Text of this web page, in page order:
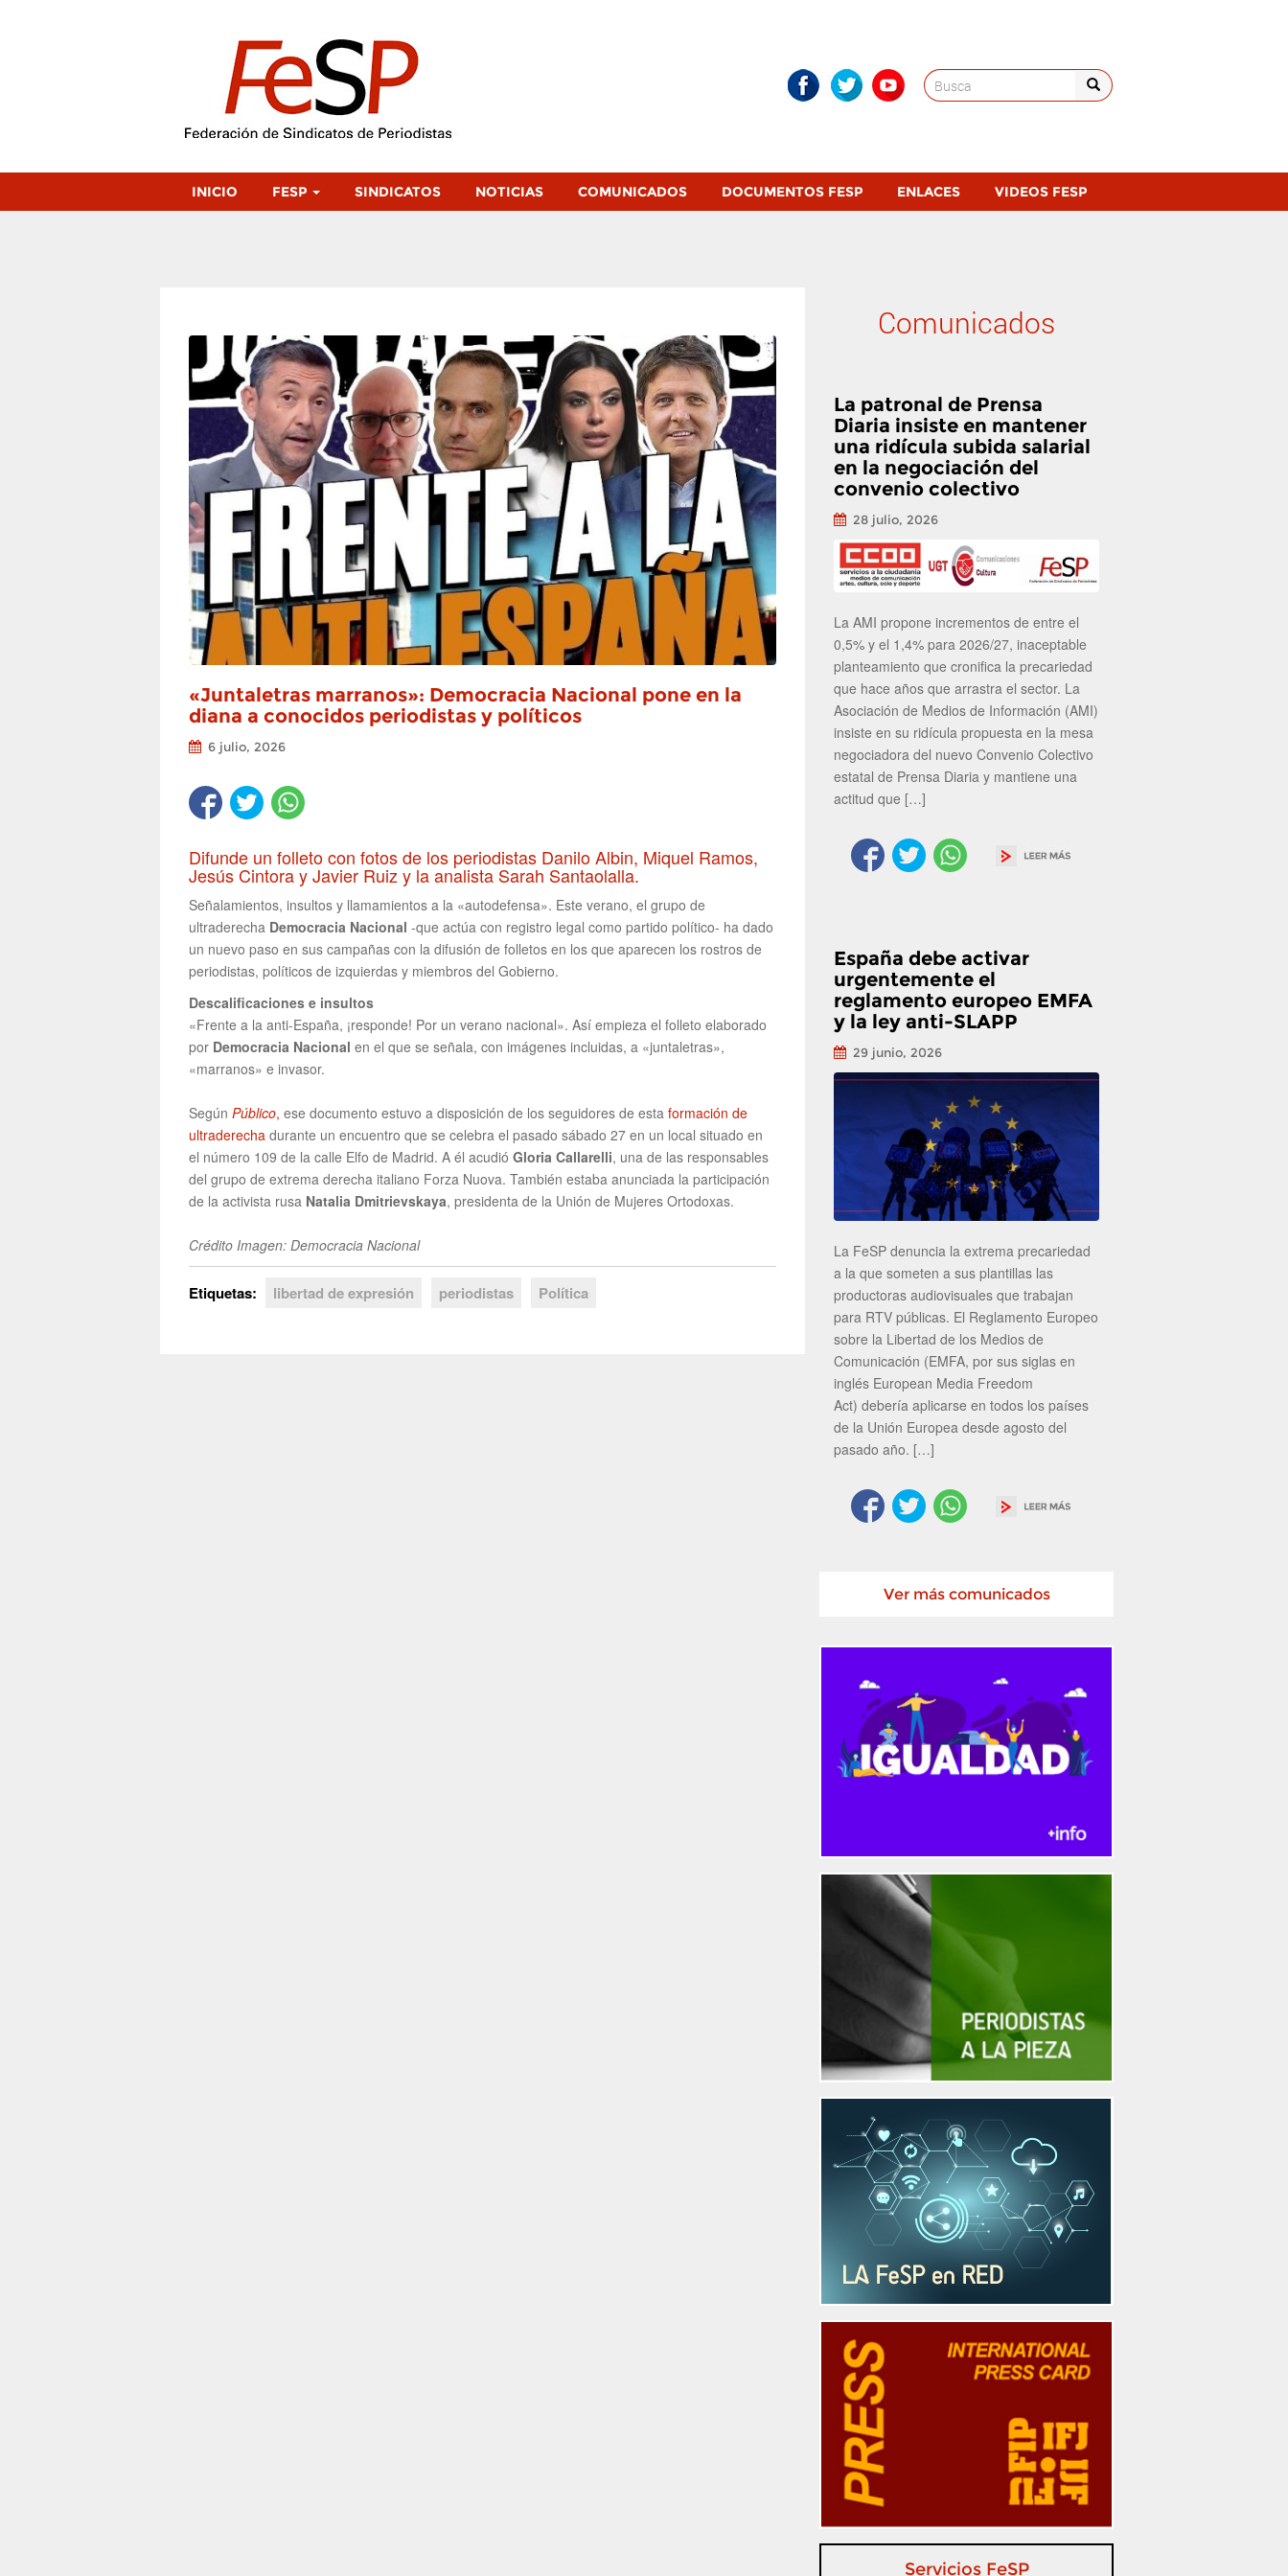
Search
for:
INICIO FESP SINDICATOS NOTICIAS COMUNICADOS DOCUMENTOS FESP ENLACES VIDEOS FESP
«Juntaletras marranos»: Democracia Nacional pone en la
diana a conocidos periodistas y políticos
6 julio, 2026
Difunde un folleto con fotos de los periodistas Danilo Albin, Miquel Ramos,
Jesús Cintora y Javier Ruiz y la analista Sarah Santaolalla.
Señalamientos, insultos y llamamientos a la «autodefensa». Este verano, el grupo de
ultraderecha Democracia Nacional -que actúa con registro legal como partido político- ha dado
un nuevo paso en sus campañas con la difusión de folletos en los que aparecen los rostros de
periodistas, políticos de izquierdas y miembros del Gobierno.
Descalificaciones e insultos
«Frente a la anti-España, ¡responde! Por un verano nacional». Así empieza el folleto elaborado
por Democracia Nacional en el que se señala, con imágenes incluidas, a «juntaletras»,
«marranos» e invasor.
Según Público, ese documento estuvo a disposición de los seguidores de esta formación de
ultraderecha durante un encuentro que se celebra el pasado sábado 27 en un local situado en
el número 109 de la calle Elfo de Madrid. A él acudió Gloria Callarelli, una de las responsables
del grupo de extrema derecha italiano Forza Nuova. También estaba anunciada la participación
de la activista rusa Natalia Dmitrievskaya, presidenta de la Unión de Mujeres Ortodoxas.
Crédito Imagen: Democracia Nacional
Etiquetas: libertad de expresión periodistas Política
Comunicados
La patronal de Prensa
Diaria insiste en mantener
una ridícula subida salarial
en la negociación del
convenio colectivo
28 julio, 2026
La AMI propone incrementos de entre el
0,5% y el 1,4% para 2026/27, inaceptable
planteamiento que cronifica la precariedad
que hace años que arrastra el sector. La
Asociación de Medios de Información (AMI)
insiste en su ridícula propuesta en la mesa
negociadora del nuevo Convenio Colectivo
estatal de Prensa Diaria y mantiene una
actitud que […]
España debe activar
urgentemente el
reglamento europeo EMFA
y la ley anti-SLAPP
29 junio, 2026
La FeSP denuncia la extrema precariedad
a la que someten a sus plantillas las
productoras audiovisuales que trabajan
para RTV públicas. El Reglamento Europeo
sobre la Libertad de los Medios de
Comunicación (EMFA, por sus siglas en
inglés European Media Freedom
Act) debería aplicarse en todos los países
de la Unión Europea desde agosto del
pasado año. […]
Ver más comunicados
Servicios FeSP